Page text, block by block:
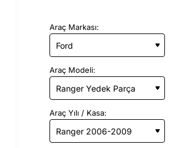
Araç Markası:
Araç Modeli:
Araç Yılı / Kasa: